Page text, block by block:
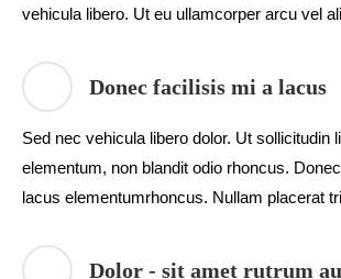
vehicula libero. Ut eu ullamcorper arcu vel
Donec facilisis mi a lacus
Sed nec vehicula libero dolor. Ut sollicitudin
elementum, non blandit odio rhoncus.
lacus elementumrhoncus. Nullam placerat
Dolor - sit amet rutrum